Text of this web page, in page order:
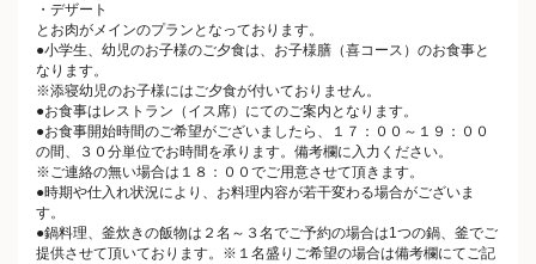
・デザート
とお肉がメインのプランとなっております。
●小学生、幼児のお子様のご夕食は、お子様膳（喜コース）のお食事と
なります。
※添寝幼児のお子様にはご夕食が付いておりません。
●お食事はレストラン（イス席）にてのご案内となります。
●お食事開始時間のご希望がございましたら、１７：００～１９：００
の間、３０分単位でお時間を承ります。備考欄に入力ください。
※ご連絡の無い場合は１８：００でご用意させて頂きます。
●時期や仕入れ状況により、お料理内容が若干変わる場合がございま
す。
●鍋料理、釜炊きの飯物は２名～３名でご予約の場合は1つの鍋、釜でご
提供させて頂いております。※１名盛りご希望の場合は備考欄にてご記